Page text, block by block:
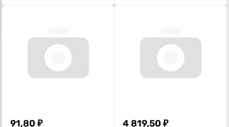
91,80 ₽ 4 819,50 ₽